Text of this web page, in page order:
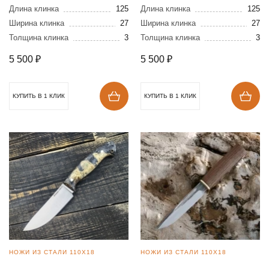
110Х18
Длина клинка
125
Ширина клинка
27
Толщина клинка
3
5 500 ₽
КУПИТЬ В 1 КЛИК
110Х18
Длина клинка
125
Ширина клинка
27
Толщина клинка
3
5 500 ₽
КУПИТЬ В 1 КЛИК
НОЖИ ИЗ СТАЛИ 110Х18 НОЖИ ИЗ СТАЛИ 110Х18